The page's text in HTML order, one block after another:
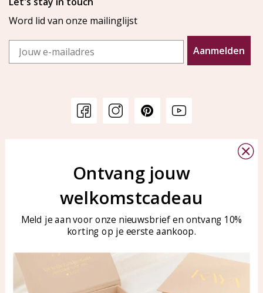
Word lid van onze mailinglijst
Email
Aanmelden
Veelgestelde vragen
Bellen of WhatsApp Ma-Vr
tussen 09:00-17:00
Tel: 0850003187
klantenservice@kayasierade
Producten KAYA Sieraden
Ontvang jouw
welkomstcadeau
Meld je aan voor onze nieuwsbrief en ontvang 10%
korting op je eerste aankoop.